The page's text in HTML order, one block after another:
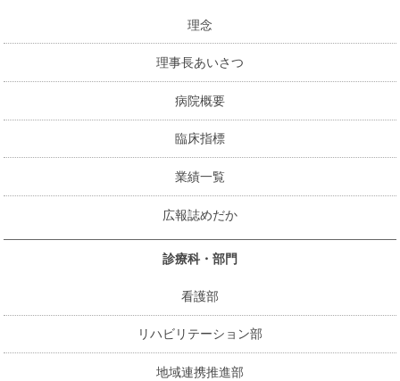
理念
理事長あいさつ
病院概要
臨床指標
業績一覧
広報誌めだか
診療科・部門
看護部
リハビリテーション部
地域連携推進部